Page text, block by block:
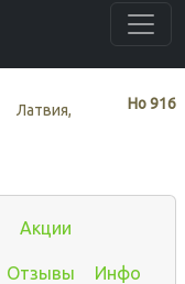
Нo916
Латвия,
Акции
Отзывы Инфо